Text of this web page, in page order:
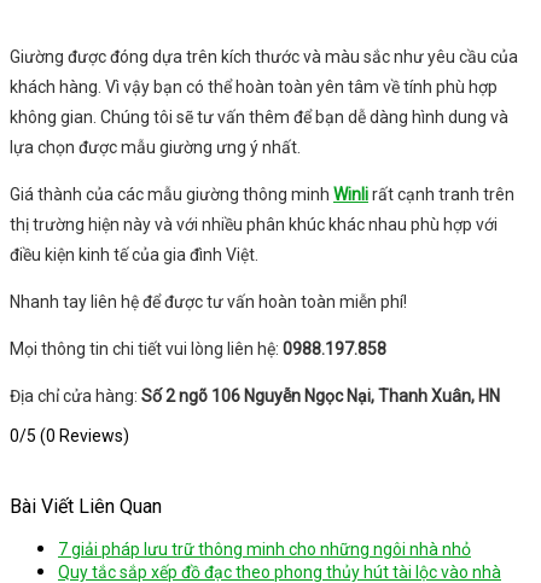
Giường được đóng dựa trên kích thước và màu sắc như yêu cầu của
khách hàng. Vì vậy bạn có thể hoàn toàn yên tâm về tính phù hợp
không gian. Chúng tôi sẽ tư vấn thêm để bạn dễ dàng hình dung và
lựa chọn được mẫu giường ưng ý nhất.
Giá thành của các mẫu giường thông minh Winlirất cạnh tranh trên
thị trường hiện này và với nhiều phân khúc khác nhau phù hợp với
điều kiện kinh tế của gia đình Việt.
Nhanh tay liên hệ để được tư vấn hoàn toàn miễn phí!
Mọi thông tin chi tiết vui lòng liên hệ: 0988.197.858
Địa chỉ cửa hàng: Số 2 ngõ 106 Nguyễn Ngọc Nại, Thanh Xuân, HN
0/5 (0 Reviews)
Bài Viết Liên Quan
7 giải pháp lưu trữ thông minh cho những ngôi nhà nhỏ
Quy tắc sắp xếp đồ đạc theo phong thủy hút tài lộc vào nhà